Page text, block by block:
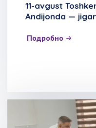
11-avgust
Andijonda —
Подробно